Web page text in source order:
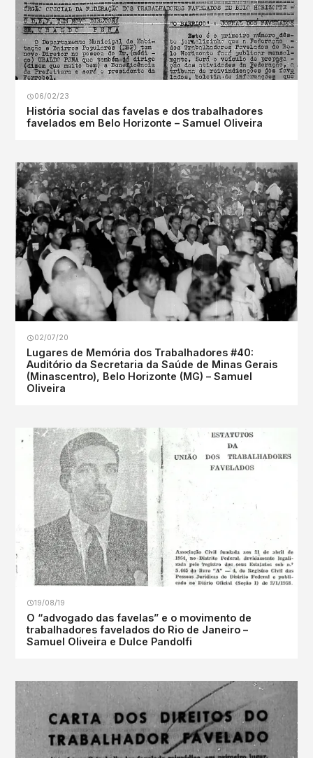
06/02/23
História social das favelas e dos trabalhadores
favelados em Belo Horizonte – Samuel Oliveira
02/07/20
Lugares de Memória dos Trabalhadores #40:
Auditório da Secretaria da Saúde de Minas Gerais
(Minascentro), Belo Horizonte (MG) – Samuel
Oliveira
19/08/19
O “advogado das favelas” e o movimento de
trabalhadores favelados do Rio de Janeiro –
Samuel Oliveira e Dulce Pandolfi